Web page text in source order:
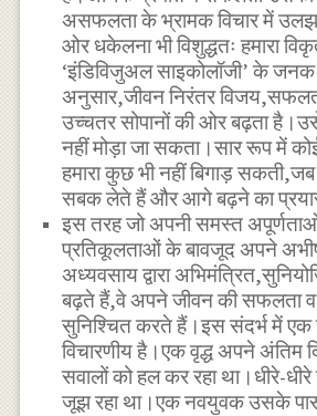
असफलता के भ्रामक विचार में
ओर धकेलना भी विशुद्धतः हमारा
‘इंडिविजुअल साइकोलॉजी’ के
अनुसार,जीवन निरंतर
उच्चतर सोपानों की ओर बढ़ता
नहीं मोड़ा जा सकता।सार रूप में
हमारा कुछ भी नहीं बिगाड़
सबक लेते हैं और आगे बढ़ने का
इस तरह जो अपनी समस्त अपूर्णताओं
प्रतिकूलताओं के बावजूद अपने
अध्यवसाय द्वारा
बढ़ते हैं,वे अपने जीवन की सफलता व
सुनिश्चित करते हैं।इस संदर्भ में एक
विचारणीय है।एक वृद्ध अपने अंतिम
सवालों को हल कर रहा था।धीरे-
जूझ रहा था।एक नवयुवक उसके